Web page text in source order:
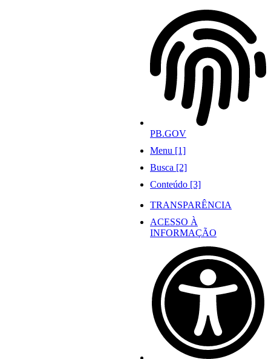
PB.GOV
Menu [1]
Busca [2]
Conteúdo [3]
TRANSPARÊNCIA
ACESSO À
INFORMAÇÃO